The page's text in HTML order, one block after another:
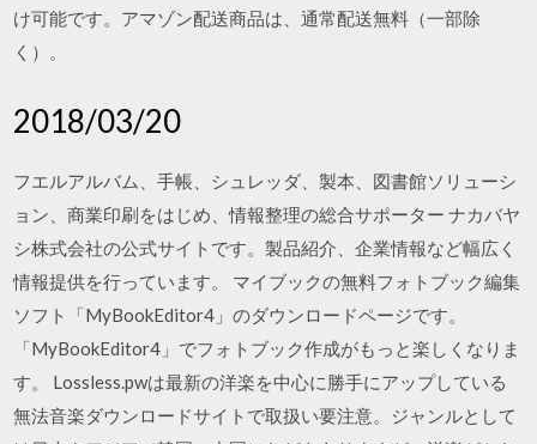
け可能です。アマゾン配送商品は、通常配送無料（一部除
く）。
2018/03/20
フエルアルバム、手帳、シュレッダ、製本、図書館ソリューシ
ョン、商業印刷をはじめ、情報整理の総合サポーター ナカバヤ
シ株式会社の公式サイトです。製品紹介、企業情報など幅広く
情報提供を行っています。 マイブックの無料フォトブック編集
ソフト「MyBookEditor4」のダウンロードページです。
「MyBookEditor4」でフォトブック作成がもっと楽しくなりま
す。 Lossless.pwは最新の洋楽を中心に勝手にアップしている
無法音楽ダウンロードサイトで取扱い要注意。ジャンルとして